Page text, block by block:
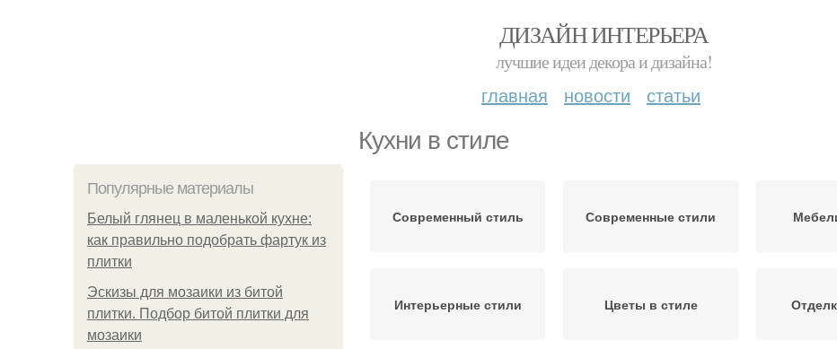
ДИЗАЙН ИНТЕРЬЕРА
лучшие идеи декора и дизайна!
главная новости статьи
Кухни в стиле
Популярные материалы
Белый глянец в маленькой кухне:
как правильно подобрать фартук из
плитки
Эскизы для мозаики из битой
плитки. Подбор битой плитки для
мозаики
Современный стиль Современные стили
Интерьерные стили Цветы в стиле